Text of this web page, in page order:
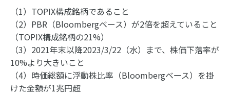
（1）TOPIX構成銘柄であること
（2）PBR（Bloombergベース）が2倍を超えていること
（TOPIX構成銘柄の21%）
（3）2021年末以降2023/3/22（水）まで、株価下落率が
10%より大きいこと
（4）時価総額に浮動株比率（Bloombergベース）を掛
けた金額が1兆円超